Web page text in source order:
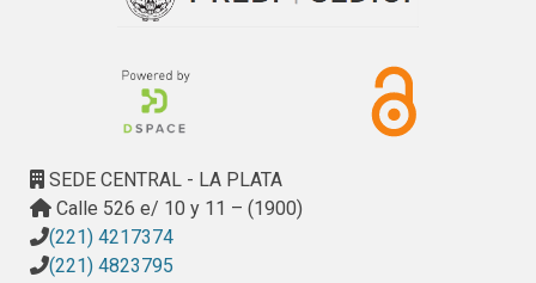
SEDE CENTRAL - LA PLATA
Calle 526 e/ 10 y 11 – (1900)
(221) 4217374
(221) 4823795